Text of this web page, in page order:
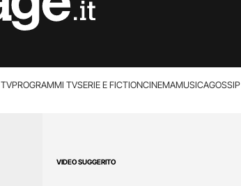
TVPROGRAMMI TVSERIE E FICTIONCINEMAMUSICAGOSSIP
VIDEO SUGGERITO